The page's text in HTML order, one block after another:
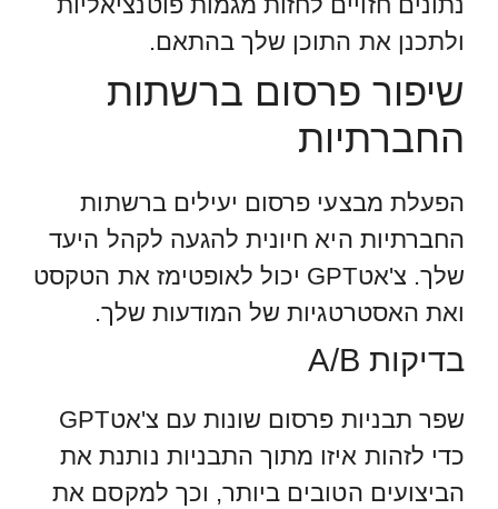
ולתכנן את התוכן שלך בהתאם.
שיפור פרסום ברשתות
החברתיות
הפעלת מבצעי פרסום יעילים ברשתות
החברתיות היא חיונית להגעה לקהל היעד
שלך. צ'אטGPT יכול לאופטימז את הטקסט
ואת האסטרטגיות של המודעות שלך.
בדיקות A/B
שפר תבניות פרסום שונות עם צ'אטGPT
כדי לזהות איזו מתוך התבניות נותנת את
הביצועים הטובים ביותר, וכך למקסם את